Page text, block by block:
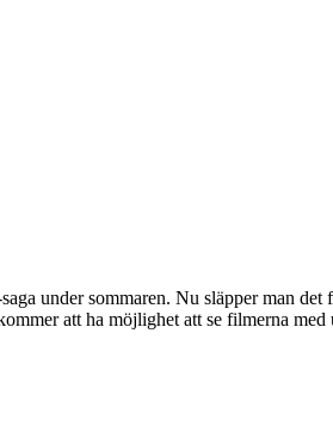
under sommaren. Nu släpper man det
att ha möjlighet att se filmerna